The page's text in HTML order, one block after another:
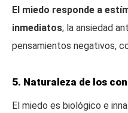
El miedo responde a
inmediatos; la ansiedad
pensamientos negativos,
5. Naturaleza de los
El miedo es biológico e